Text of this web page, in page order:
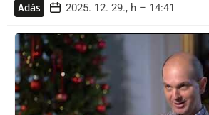
Adás 2025. 12. 29., h – 14:41